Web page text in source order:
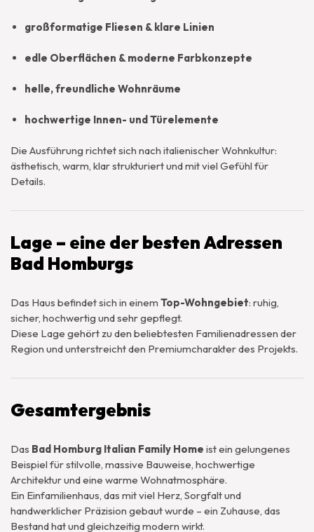
großformatige Fliesen & klare Linien
edle Oberflächen & moderne Farbkonzepte
helle, freundliche Wohnräume
hochwertige Innen- und Türelemente
Die Ausführung richtet sich nach italienischer Wohnkultur:
ästhetisch, warm, klar strukturiert und mit viel Gefühl für
Details.
Lage – eine der besten Adressen
Bad Homburgs
Das Haus befindet sich in einem Top-Wohngebiet: ruhig,
sicher, hochwertig und sehr gepflegt.
Diese Lage gehört zu den beliebtesten Familienadressen der
Region und unterstreicht den Premiumcharakter des Projekts.
Gesamtergebnis
Das Bad Homburg Italian Family Home ist ein gelungenes
Beispiel für stilvolle, massive Bauweise, hochwertige
Architektur und eine warme Wohnatmosphäre.
Ein Einfamilienhaus, das mit viel Herz, Sorgfalt und
handwerklicher Präzision gebaut wurde – ein Zuhause, das
Bestand hat und gleichzeitig modern wirkt.